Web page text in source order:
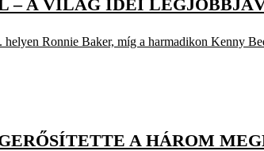
– A VILÁG IDEI
Ronnie Baker, míg a harmadikon Kenny
A HÁROM